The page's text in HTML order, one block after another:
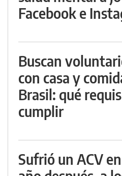
Facebook e
Buscan
con casa y
Brasil: qué
cumplir
Sufrió un ACV